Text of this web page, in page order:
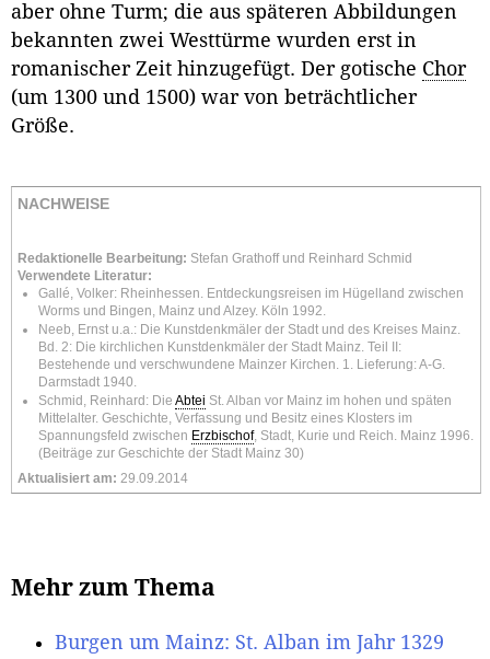
aber ohne Turm; die aus späteren Abbildungen
bekannten zwei Westtürme wurden erst in
romanischer Zeit hinzugefügt. Der gotische Chor
(um 1300 und 1500) war von beträchtlicher
Größe.
NACHWEISE
Redaktionelle Bearbeitung: Stefan Grathoff und Reinhard Schmid
Verwendete Literatur:
Gallé, Volker: Rheinhessen. Entdeckungsreisen im Hügelland zwischen
Worms und Bingen, Mainz und Alzey. Köln 1992.
Neeb, Ernst u.a.: Die Kunstdenkmäler der Stadt und des Kreises Mainz.
Bd. 2: Die kirchlichen Kunstdenkmäler der Stadt Mainz. Teil II:
Bestehende und verschwundene Mainzer Kirchen. 1. Lieferung: A-G.
Darmstadt 1940.
Schmid, Reinhard: Die Abtei St. Alban vor Mainz im hohen und späten
Mittelalter. Geschichte, Verfassung und Besitz eines Klosters im
Spannungsfeld zwischen Erzbischof, Stadt, Kurie und Reich. Mainz 1996.
(Beiträge zur Geschichte der Stadt Mainz 30)
Aktualisiert am: 29.09.2014
Mehr zum Thema
Burgen um Mainz: St. Alban im Jahr 1329